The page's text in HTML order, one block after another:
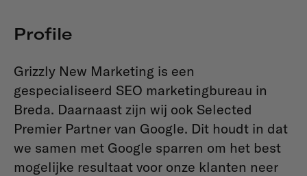
Profile
Grizzly New Marketing is een
gespecialiseerd SEO marketingbureau in
Breda. Daarnaast zijn wij ook Selected
Premier Partner van Google. Dit houdt in dat
we samen met Google sparren om het best
mogelijke resultaat voor onze klanten neer